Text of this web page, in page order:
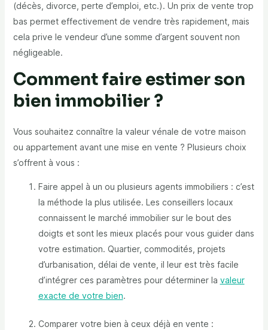
(décès, divorce, perte d’emploi, etc.). Un prix de vente trop
bas permet effectivement de vendre très rapidement, mais
cela prive le vendeur d’une somme d’argent souvent non
négligeable.
Comment faire estimer son
bien immobilier ?
Vous souhaitez connaître la valeur vénale de votre maison
ou appartement avant une mise en vente ? Plusieurs choix
s’offrent à vous :
Faire appel à un ou plusieurs agents immobiliers : c’est
la méthode la plus utilisée. Les conseillers locaux
connaissent le marché immobilier sur le bout des
doigts et sont les mieux placés pour vous guider dans
votre estimation. Quartier, commodités, projets
d’urbanisation, délai de vente, il leur est très facile
d’intégrer ces paramètres pour déterminer la valeur
exacte de votre bien.
Comparer votre bien à ceux déjà en vente :